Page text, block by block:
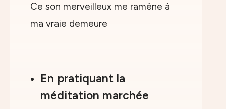
Ce son merveilleux me ramène à
ma vraie demeure
En pratiquant la
méditation marchée